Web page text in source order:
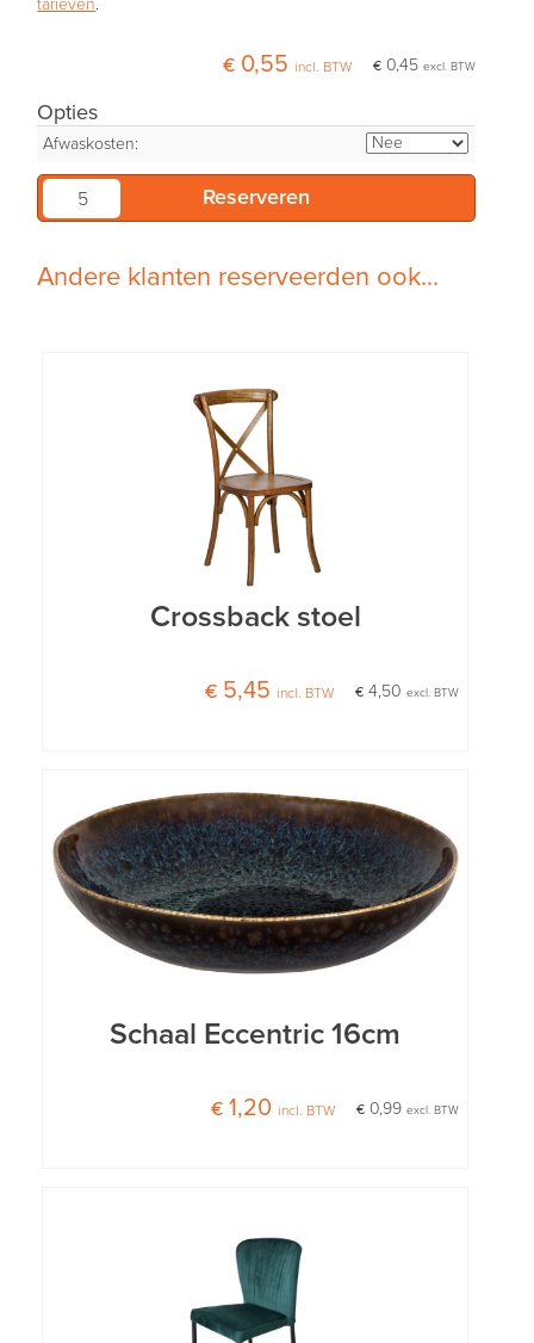
tarieven.
€ 0,45 excl. BTW
€ 0,55 incl. BTW
Opties
Afwaskosten:
Andere klanten reserveerden ook...
Crossback stoel
€ 4,50excl. BTW
€ 5,45 incl. BTW
Schaal Eccentric 16cm
€ 0,99excl. BTW
€ 1,20 incl. BTW